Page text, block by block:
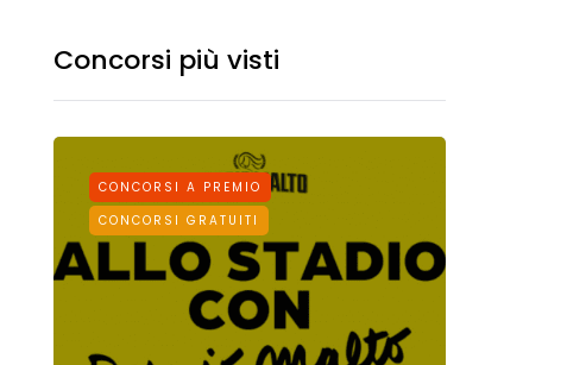
Concorsi più visti
CONCORSI A PREMIO
CONCORSI GRATUITI